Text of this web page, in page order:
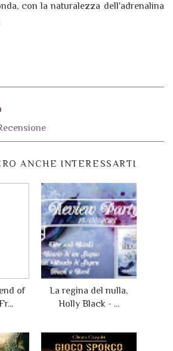
con la naturalezza dell'adrenalina
ANCHE INTERESSARTI
of
La regina del nulla,
Holly Black - ...